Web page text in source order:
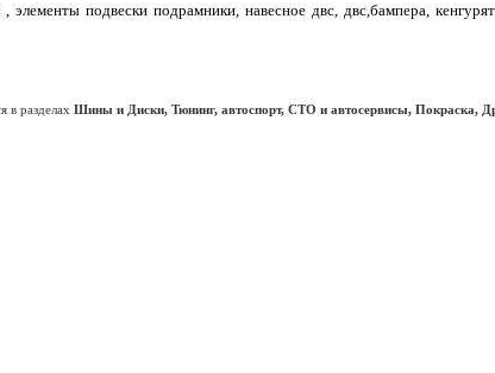
подвески подрамники, навесное двс, двс,бампера,
в разделах Шины и Диски, Тюнинг, автоспорт, СТО и автосервисы, Покраска,